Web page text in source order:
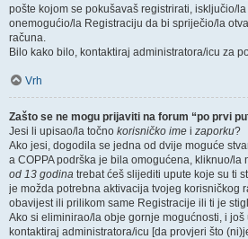
pošte kojom se pokušavaš registrirati, isključio/
onemogućio/la Registraciju da bi spriječio/la
računa.
Bilo kako bilo, kontaktiraj administratora/icu za
Vrh
Zašto se ne mogu prijaviti na forum “po prvi
Jesi li upisao/la točno korisničko ime i zaporku?
Ako jesi, dogodila se jedna od dvije moguće
a COPPA podrška je bila omogućena, kliknuo/la
od 13 godina trebat ćeš slijediti upute koje su ti
je možda potrebna aktivacija tvojeg korisničkog
obavijest ili prilikom same Registracije ili ti je
Ako si eliminirao/la obje gornje mogućnosti, i
kontaktiraj administratora/icu [da provjeri što